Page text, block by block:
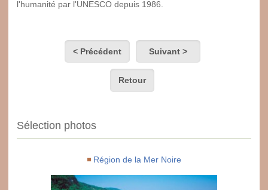
l'humanité par l'UNESCO depuis 1986.
< Précédent Suivant >
Retour
Sélection photos
Région de la Mer Noire